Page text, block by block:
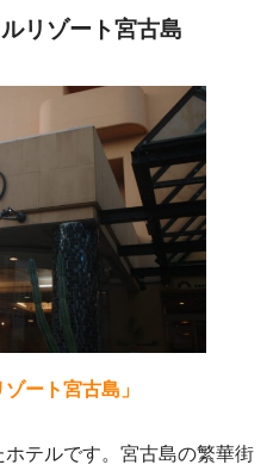
リゾート宮古島
ゾート宮古島」
テルです。宮古島の繁華街